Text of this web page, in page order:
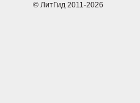
© ЛитГид 2011-2026